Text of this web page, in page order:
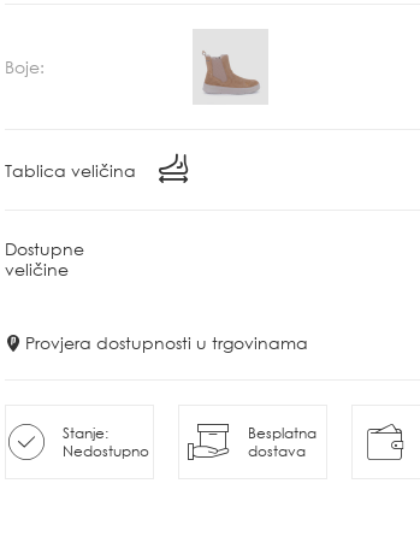
Boje:
Tablica veličina
Dostupne
veličine
Provjera dostupnosti u trgovinama
Stanje:
Nedostupno
Besplatna
dostava